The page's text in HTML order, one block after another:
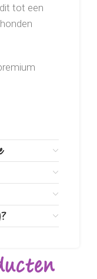
tot een